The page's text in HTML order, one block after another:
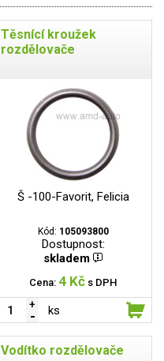
Těsnící kroužek
rozdělovače
Š -100-Favorit, Felicia
Kód: 105093800
Dostupnost:
skladem
Cena: 4 Kč s DPH
ks
Vodítko rozdělovače